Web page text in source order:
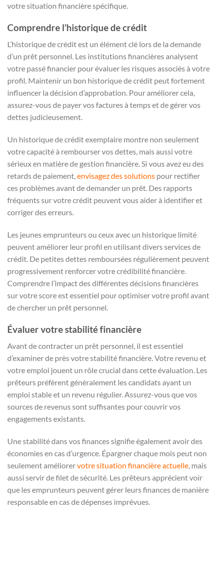
votre situation financière spécifique.
Comprendre l’historique de crédit
L’historique de crédit est un élément clé lors de la demande
d’un prêt personnel. Les institutions financières analysent
votre passé financier pour évaluer les risques associés à votre
profil. Maintenir un bon historique de crédit peut fortement
influencer la décision d’approbation. Pour améliorer cela,
assurez-vous de payer vos factures à temps et de gérer vos
dettes judicieusement.
Un historique de crédit exemplaire montre non seulement
votre capacité à rembourser vos dettes, mais aussi votre
sérieux en matière de gestion financière. Si vous avez eu des
retards de paiement,envisagez des solutions pour rectifier
ces problèmes avant de demander un prêt. Des rapports
fréquents sur votre crédit peuvent vous aider à identifier et
corriger des erreurs.
Les jeunes emprunteurs ou ceux avec un historique limité
peuvent améliorer leur profil en utilisant divers services de
crédit. De petites dettes remboursées régulièrement peuvent
progressivement renforcer votre crédibilité financière.
Comprendre l’impact des différentes décisions financières
sur votre score est essentiel pour optimiser votre profil avant
de chercher un prêt personnel.
Évaluer votre stabilité financière
Avant de contracter un prêt personnel, il est essentiel
d’examiner de près votre stabilité financière. Votre revenu et
votre emploi jouent un rôle crucial dans cette évaluation. Les
prêteurs préfèrent généralement les candidats ayant un
emploi stable et un revenu régulier. Assurez-vous que vos
sources de revenus sont suffisantes pour couvrir vos
engagements existants.
Une stabilité dans vos finances signifie également avoir des
économies en cas d’urgence. Épargner chaque mois peut non
seulement améliorervotre situation financière actuelle, mais
aussi servir de filet de sécurité. Les prêteurs apprécient voir
que les emprunteurs peuvent gérer leurs finances de manière
responsable en cas de dépenses imprévues.